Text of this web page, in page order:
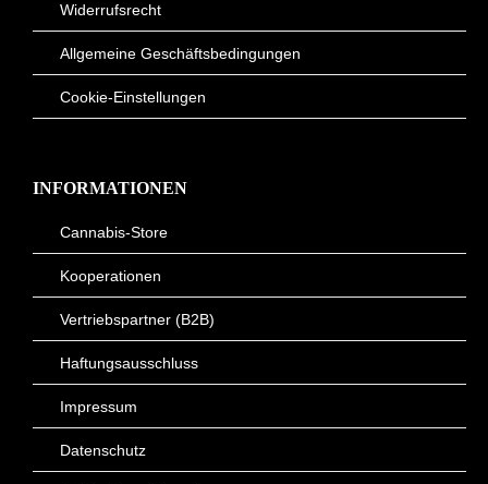
Widerrufsrecht
Allgemeine Geschäftsbedingungen
Cookie-Einstellungen
INFORMATIONEN
Cannabis-Store
Kooperationen
Vertriebspartner (B2B)
Haftungsausschluss
Impressum
Datenschutz